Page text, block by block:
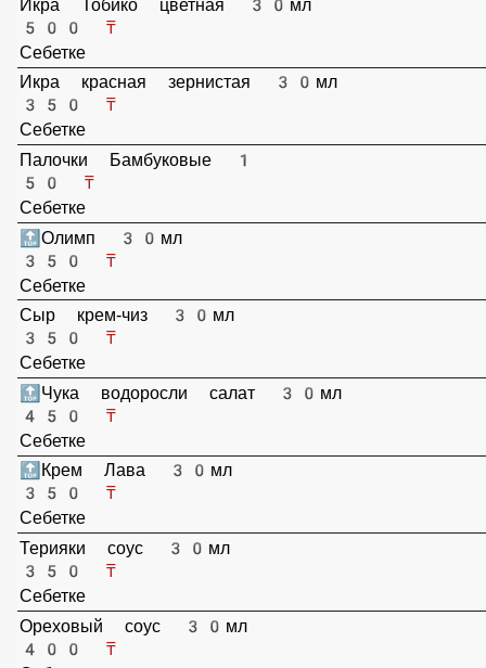
Икра Тобико цветная 30мл
500 ₸
Себетке
Икра красная зернистая 30мл
350 ₸
Себетке
Палочки Бамбуковые 1
50 ₸
Себетке
🔝Олимп 30мл
350 ₸
Себетке
Сыр крем-чиз 30мл
350 ₸
Себетке
🔝Чука водоросли салат 30мл
450 ₸
Себетке
🔝Крем Лава 30мл
350 ₸
Себетке
Терияки соус 30мл
350 ₸